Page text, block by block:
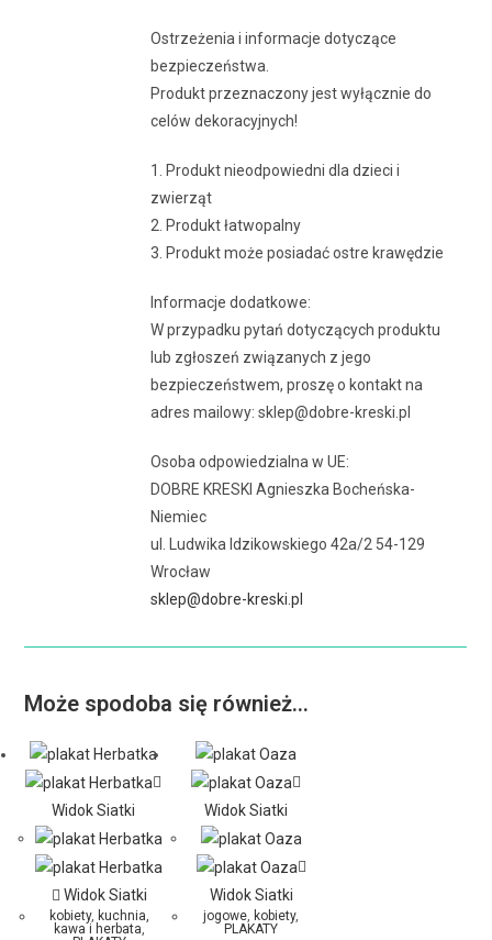
Ostrzeżenia i informacje dotyczące
bezpieczeństwa.
Produkt przeznaczony jest wyłącznie do
celów dekoracyjnych!
1. Produkt nieodpowiedni dla dzieci i
zwierząt
2. Produkt łatwopalny
3. Produkt może posiadać ostre krawędzie
Informacje dodatkowe:
W przypadku pytań dotyczących produktu
lub zgłoszeń związanych z jego
bezpieczeństwem, proszę o kontakt na
adres mailowy: sklep@dobre-kreski.pl
Osoba odpowiedzialna w UE:
DOBRE KRESKI Agnieszka Bocheńska-
Niemiec
ul. Ludwika Idzikowskiego 42a/2 54-129
Wrocław
sklep@dobre-kreski.pl
Może spodoba się również…
Widok Siatki
Widok Siatki
kobiety, kuchnia,
kawa i herbata,
Widok Siatki
Widok Siatki
jogowe, kobiety,
PLAKATY